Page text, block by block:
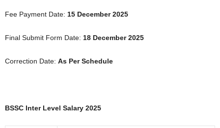
Fee Payment Date: 15 December 2025
Final Submit Form Date: 18 December 2025
Correction Date: As Per Schedule
BSSC Inter Level Salary 2025